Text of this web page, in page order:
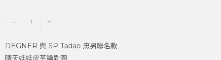
- +
DEGNER 與 SP Tadao 忠男聯名款
晴天娃娃皮革鑰匙圈